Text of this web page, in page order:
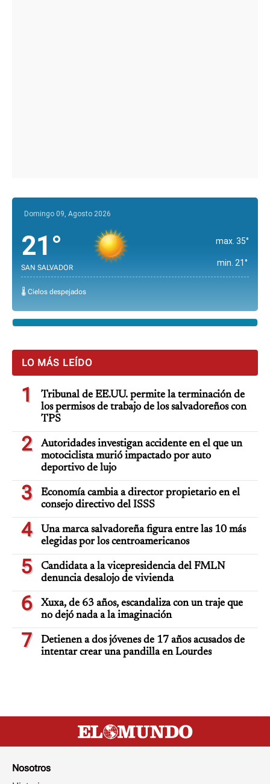
Domingo 09, Agosto 2026
21°
SAN SALVADOR
max. 35°
min. 21°
🌡️ Cielos despejados
LO MÁS LEÍDO
1
Tribunal de EE.UU. permite la terminación de
los permisos de trabajo de los salvadoreños con
TPS
2
Autoridades investigan accidente en el que un
motociclista murió impactado por auto
deportivo de lujo
3
Economía cambia a director propietario en el
consejo directivo del ISSS
4
Una marca salvadoreña figura entre las 10 más
elegidas por los centroamericanos
5
Candidata a la vicepresidencia del FMLN
denuncia desalojo de vivienda
6
Xuxa, de 63 años, escandaliza con un traje que
no dejó nada a la imaginación
7
Detienen a dos jóvenes de 17 años acusados de
intentar crear una pandilla en Lourdes
Nosotros